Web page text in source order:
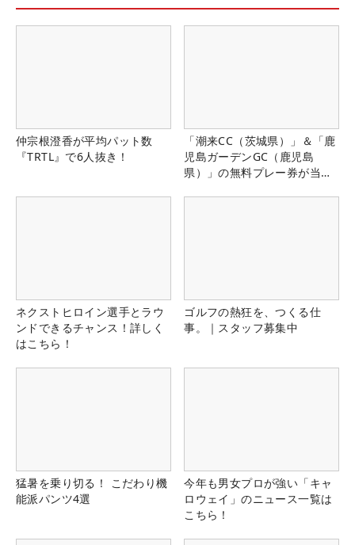
仲宗根澄香が平均パット数
『TRTL』で6人抜き！
「潮来CC（茨城県）」＆「鹿
児島ガーデンGC（鹿児島
県）」の無料プレー券が当た
ネクストヒロイン選手とラウ
ンドできるチャンス！詳しく
はこちら！
ゴルフの熱狂を、つくる仕
事。｜スタッフ募集中
猛暑を乗り切る！ こだわり機
能派パンツ4選
今年も男女プロが強い「キャ
ロウェイ」のニュース一覧は
こちら！